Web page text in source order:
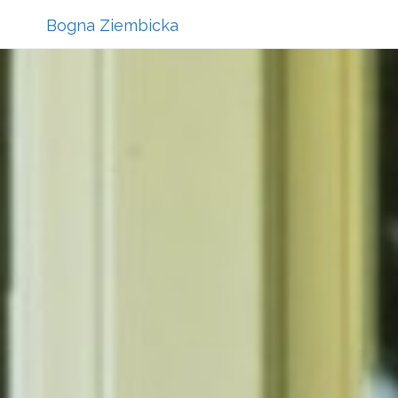
Bogna Ziembicka